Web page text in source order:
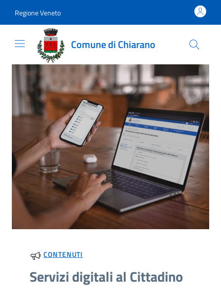
Regione Veneto
Comune di Chiarano
CONTENUTI
Servizi digitali al Cittadino